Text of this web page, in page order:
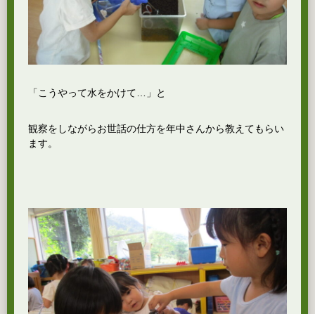
「こうやって水をかけて…」と
観察をしながらお世話の仕方を年中さんから教えてもらい
ます。